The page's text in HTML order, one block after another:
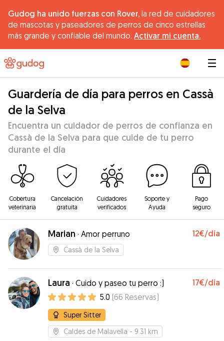
Gudog ha unido fuerzas con Rover, la red de cuidadores
de mascotas y paseadores de perros de cinco estrellas
más grande y confiable del mundo. Activar mi cuenta.
Guardería de día para perros en Cassà
de la Selva
Encuentra un cuidador de perros de confianza en
Cassà de la Selva para que cuide de tu perro
durante el día
Cobertura
veterinaria
Cancelación
gratuita
Cuidadores
verificados
Soporte y
Ayuda
Pago
seguro
Marian · Amor perruno 12€/día
Cassà de la Selva
Laura · Cuido y paseo tu perro :) 17€/día
5.0 (66 Reservas)
Super Sitter
Caldes de Malavella - 9.31 km